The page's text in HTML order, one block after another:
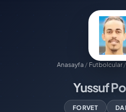
Anasayfa / Futbolcular /
Yussuf
FORVET